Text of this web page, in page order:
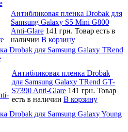
Антибликовая пленка Drobak для
Samsung Galaxy S5 Mini G800
Anti-Glare 141 грн. Товар есть в
наличии В корзину
Drobak для Samsung Galaxy TRend
Антибликовая пленка Drobak
для Samsung Galaxy TRend GT-
S7390 Anti-Glare 141 грн. Товар
есть в наличии В корзину
Drobak для Samsung Galaxy Young